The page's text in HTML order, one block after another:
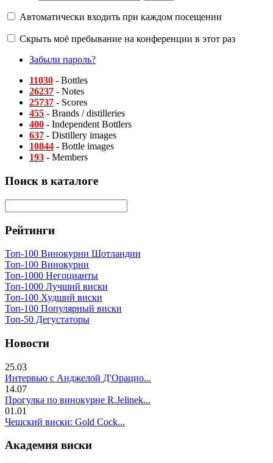
Автоматически входить при каждом посещении
Скрыть моё пребывание на конференции в этот раз
Забыли пароль?
11030 - Bottles
26237 - Notes
25737 - Scores
455 - Brands / distilleries
400 - Independent Bottlers
637 - Distillery images
10844 - Bottle images
193 - Members
Поиск в каталоге
Рейтинги
Топ-100 Винокурни Шотландии
Топ-100 Винокурни
Топ-1000 Негоцианты
Топ-1000 Лучший виски
Топ-100 Худший виски
Топ-100 Популярный виски
Топ-50 Дегустаторы
Новости
25.03
Интервью с Анджелой Д'Орацио...
14.07
Прогулка по винокурне R.Jelinek...
01.01
Чешский виски: Gold Cock...
Академия виски